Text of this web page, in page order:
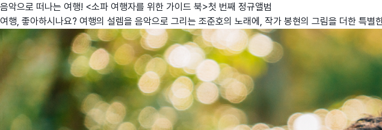
음악으로 떠나는 여행! <소파 여행자를 위한 가이드 북>첫 번째 정규앨범
여행, 좋아하시나요? 여행의 설렘을 음악으로 그리는 조준호의 노래에, 작가 봉현의 그림을 더한 특